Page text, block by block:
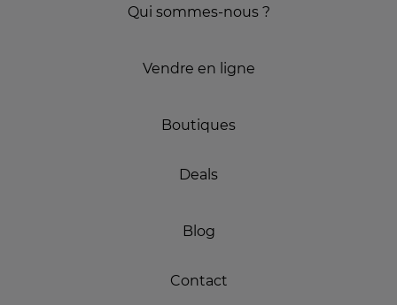
Qui sommes-nous ?
Vendre en ligne
Boutiques
Deals
Blog
Contact